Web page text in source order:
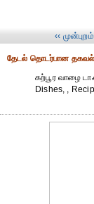
‹‹ முன்புறம்
தேட‌ல் தொட‌ர்பான
கற்பூர வாழை
Dishes, ,